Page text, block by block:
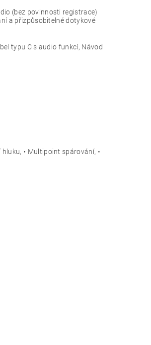
(bez povinnosti registrace)
a přizpůsobitelné dotykové
typu C s audio funkcí, Návod
hluku, • Multipoint spárování, •